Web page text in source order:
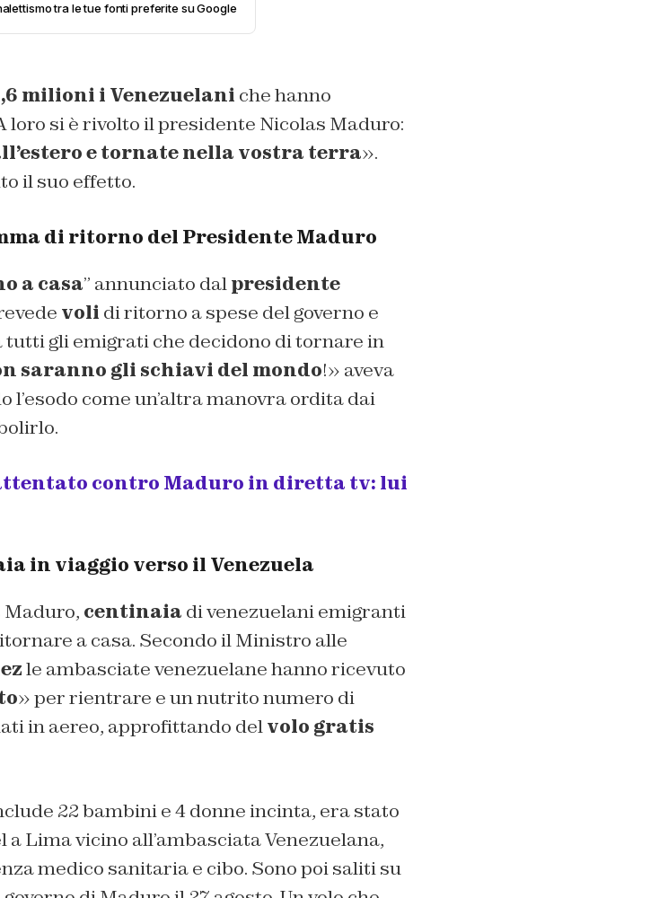
tra le tue fonti preferite su Google
milioni i Venezuelani che hanno
loro si è rivolto il presidente Nicolas Maduro:
e tornate nella vostra terra».
il suo effetto.
di ritorno del Presidente Maduro
a casa” annunciato dalpresidente
voli di ritorno a spese del governo e
tutti gli emigrati che decidono di tornare in
saranno gli schiavi del mondo!» aveva
come un’altra manovra ordita dai
contro Maduro in diretta tv: lui
in viaggio verso il Venezuela
Maduro, centinaia di venezuelani emigranti
a casa. Secondo il Ministro alle
le ambasciate venezuelane hanno ricevuto
» per rientrare e un nutrito numero di
in aereo, approfittando delvolo gratis
22 bambini e 4 donne incinta, era stato
Lima vicino all’ambasciata Venezuelana,
medico sanitaria e cibo. Sono poi saliti su